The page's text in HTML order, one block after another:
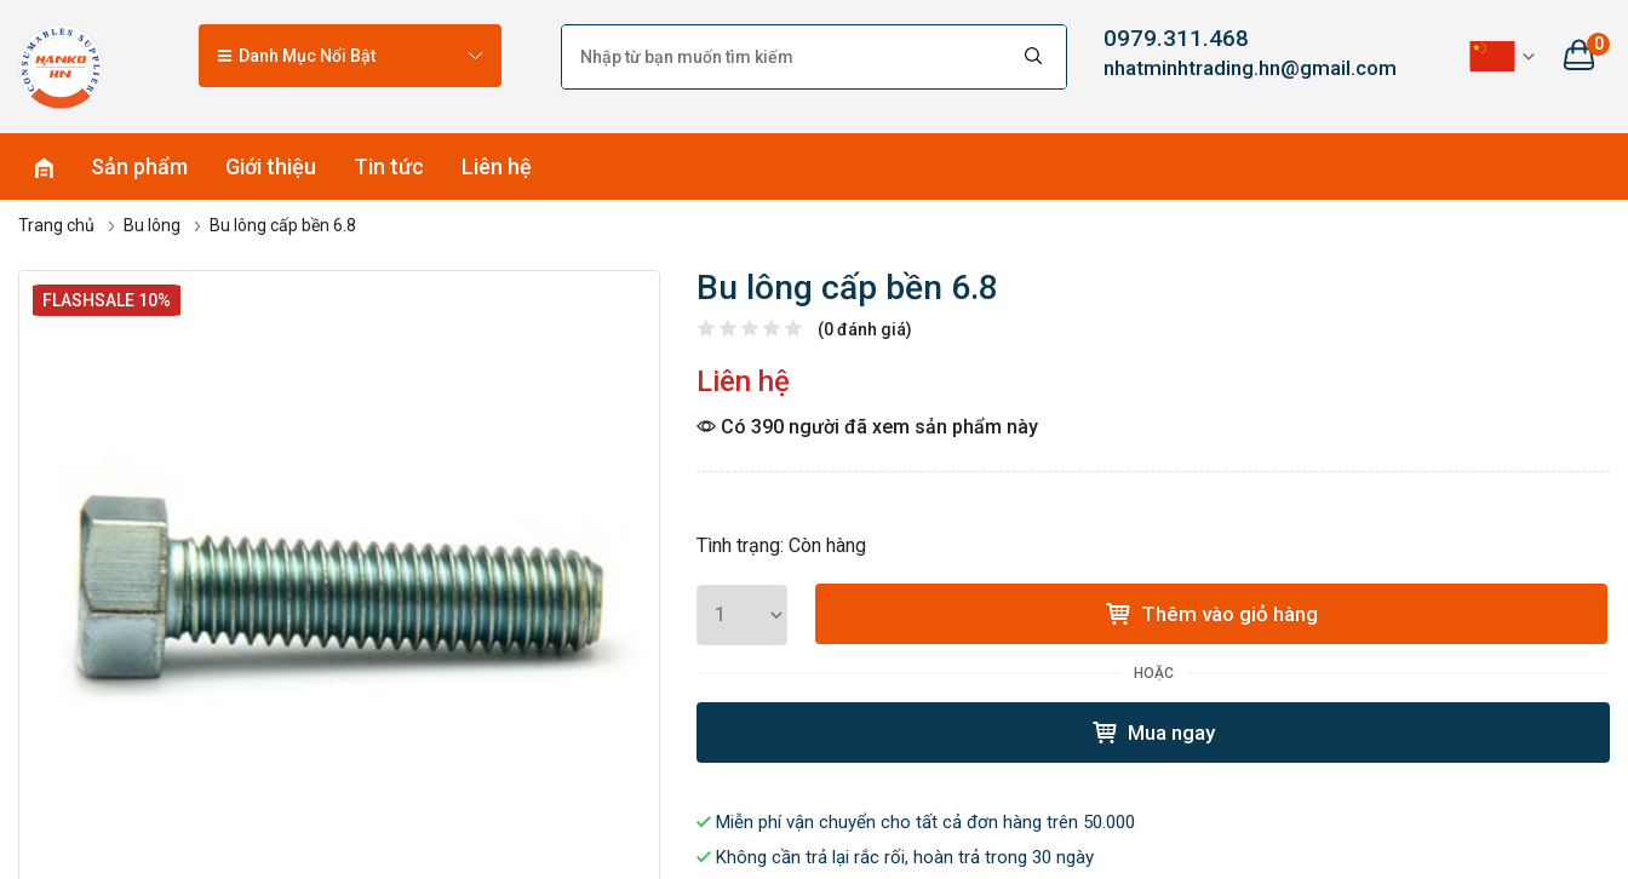
Danh Mục Nổi Bật
0979.311.468
nhatminhtrading.hn@gmail.com
0
Sản phẩm Giới thiệu Tin tức Liên hệ
Trang chủ Bu lông Bu lông cấp bền 6.8
FLASHSALE 10% Bu lông cấp bền 6.8
(0 đánh giá)
Liên hệ
Có 390 người đã xem sản phẩm này
Tình trạng: Còn hàng
Thêm vào giỏ hàng
HOẶC
Mua ngay
Miễn phí vận chuyển cho tất cả đơn hàng trên 50.000
Không cần trả lại rắc rối, hoàn trả trong 30 ngày